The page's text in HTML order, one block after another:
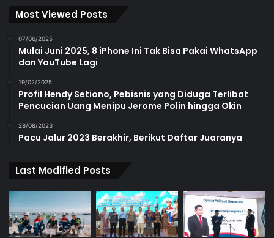
Most Viewed Posts
07/06/2025
Mulai Juni 2025, 8 iPhone Ini Tak Bisa Pakai WhatsApp
dan YouTube Lagi
19/02/2025
Profil Hendy Setiono, Pebisnis yang Diduga Terlibat
Pencucian Uang Menipu Jerome Polin hingga Okin
28/08/2023
Pacu Jalur 2023 Berakhir, Berikut Daftar Juaranya
Last Modified Posts